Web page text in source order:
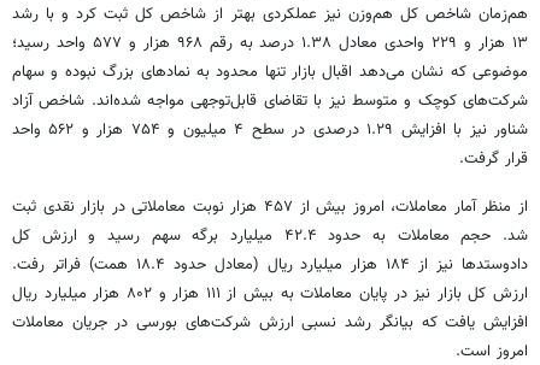
هم‌زمان شاخص کل هم‌وزن نیز عملکردی بهتر از شاخص کل ثبت کرد و با رشد
۱۳ هزار و ۲۲۹ واحدی معادل ۱.۳۸ درصد به رقم ۹۶۸ هزار و ۵۷۷ واحد رسید؛
موضوعی که نشان می‌دهد اقبال بازار تنها محدود به نمادهای بزرگ نبوده و سهام
شرکت‌های کوچک و متوسط نیز با تقاضای قابل‌توجهی مواجه شده‌اند. شاخص آزاد
شناور نیز با افزایش ۱.۲۹ درصدی در سطح ۴ میلیون و ۷۵۴ هزار و ۵۶۲ واحد
قرار گرفت.
از منظر آمار معاملات، امروز بیش از ۴۵۷ هزار نوبت معاملاتی در بازار نقدی ثبت
شد. حجم معاملات به حدود ۴۲.۴ میلیارد برگه سهم رسید و ارزش کل
دادوستدها نیز از ۱۸۴ هزار میلیارد ریال (معادل حدود ۱۸.۴ همت) فراتر رفت.
ارزش کل بازار نیز در پایان معاملات به بیش از ۱۱۱ هزار و ۸۰۲ هزار میلیارد ریال
افزایش یافت که بیانگر رشد نسبی ارزش شرکت‌های بورسی در جریان معاملات
امروز است.